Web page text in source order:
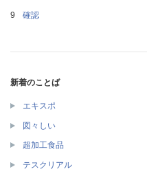
確認
新着のことば
エキスポ
図々しい
超加工食品
テスクリアル